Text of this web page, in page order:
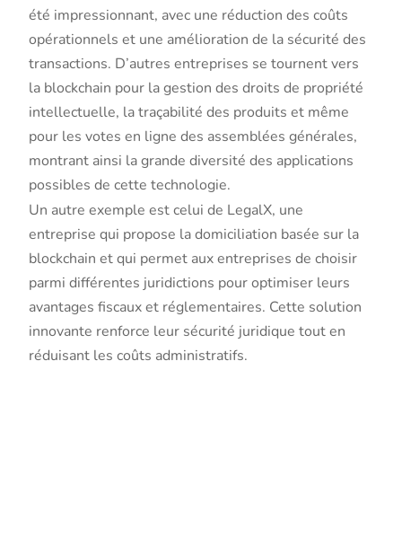
été impressionnant, avec une réduction des coûts
opérationnels et une amélioration de la sécurité des
transactions. D’autres entreprises se tournent vers
la blockchain pour la gestion des droits de propriété
intellectuelle, la traçabilité des produits et même
pour les votes en ligne des assemblées générales,
montrant ainsi la grande diversité des applications
possibles de cette technologie.
Un autre exemple est celui de LegalX, une
entreprise qui propose la domiciliation basée sur la
blockchain et qui permet aux entreprises de choisir
parmi différentes juridictions pour optimiser leurs
avantages fiscaux et réglementaires. Cette solution
innovante renforce leur sécurité juridique tout en
réduisant les coûts administratifs.